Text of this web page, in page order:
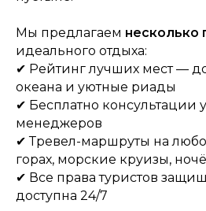
Мы предлагаем несколько
идеального отдыха:
✔ Рейтинг лучших мест —
океана и уютные риады
✔ Бесплатно консультации
менеджеров
✔ Тревел-маршруты на
горах, морские круизы,
✔ Все права туристов
доступна 24/7